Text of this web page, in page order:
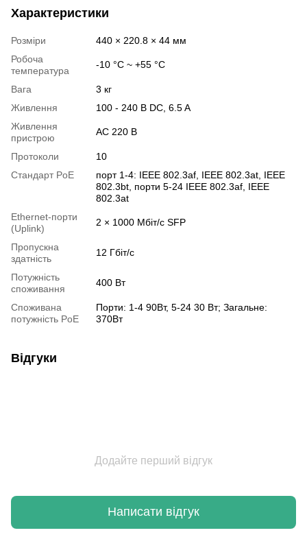
Характеристики
Розміри
440 × 220.8 × 44 мм
Робоча
температура
-10 °C ~ +55 °C
Вага
3 кг
Живлення
100 - 240 В DC, 6.5 A
Живлення
пристрою
AC 220 В
Протоколи
10
Стандарт PoE
порт 1-4: IEEE 802.3af, IEEE 802.3at, IEEE
802.3bt, порти 5-24 IEEE 802.3af, IEEE
802.3at
Ethernet-порти
(Uplink)
2 × 1000 Мбіт/с SFP
Пропускна
здатність
12 Гбіт/с
Потужність
споживання
400 Вт
Споживана
потужність PoE
Порти: 1-4 90Вт, 5-24 30 Вт; Загальне:
370Вт
Відгуки
Додайте перший відгук
Написати відгук